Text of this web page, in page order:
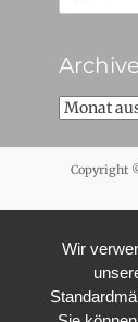
nach:
Archive
Archive
Copyright
Wir